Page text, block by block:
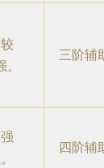
三阶辅
四阶辅